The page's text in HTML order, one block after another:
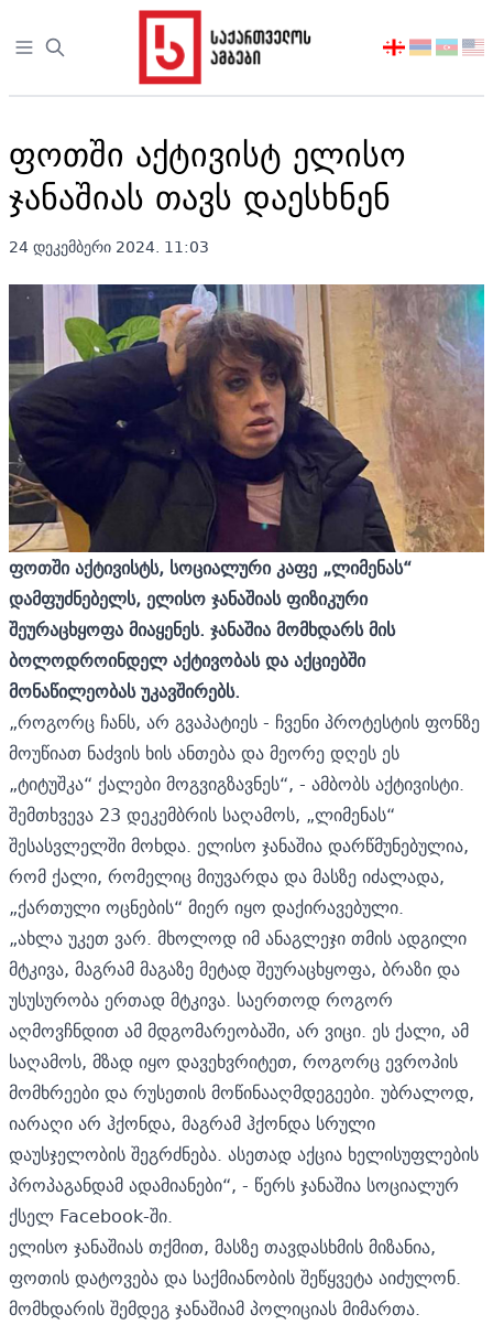
Open sidebar
აირჩიეთ
ფოთში აქტივისტ ელისო
ჯანაშიას თავს დაესხნენ
24 დეკემბერი 2024. 11:03
ფოთში აქტივისტს, სოციალური კაფე „ლიმენას“
დამფუძნებელს, ელისო ჯანაშიას ფიზიკური
შეურაცხყოფა მიაყენეს. ჯანაშია მომხდარს მის
ბოლოდროინდელ აქტივობას და აქციებში
მონაწილეობას უკავშირებს.
„როგორც ჩანს, არ გვაპატიეს - ჩვენი პროტესტის ფონზე
მოუწიათ ნაძვის ხის ანთება და მეორე დღეს ეს
„ტიტუშკა“ ქალები მოგვიგზავნეს“, - ამბობს აქტივისტი.
შემთხვევა 23 დეკემბრის საღამოს, „ლიმენას“
შესასვლელში მოხდა. ელისო ჯანაშია დარწმუნებულია,
რომ ქალი, რომელიც მიუვარდა და მასზე იძალადა,
„ქართული ოცნების“ მიერ იყო დაქირავებული.
„ახლა უკეთ ვარ. მხოლოდ იმ ანაგლეჯი თმის ადგილი
მტკივა, მაგრამ მაგაზე მეტად შეურაცხყოფა, ბრაზი და
უსუსურობა ერთად მტკივა. საერთოდ როგორ
აღმოვჩნდით ამ მდგომარეობაში, არ ვიცი. ეს ქალი, ამ
საღამოს, მზად იყო დავეხვრიტეთ, როგორც ევროპის
მომხრეები და რუსეთის მოწინააღმდეგეები. უბრალოდ,
იარაღი არ ჰქონდა, მაგრამ ჰქონდა სრული
დაუსჯელობის შეგრძნება. ასეთად აქცია ხელისუფლების
პროპაგანდამ ადამიანები“, - წერს ჯანაშია სოციალურ
ქსელ Facebook-ში.
ელისო ჯანაშიას თქმით, მასზე თავდასხმის მიზანია,
ფოთის დატოვება და საქმიანობის შეწყვეტა აიძულონ.
მომხდარის შემდეგ ჯანაშიამ პოლიციას მიმართა.